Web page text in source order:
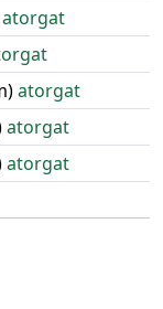
atorgat
atorgat
atorgat
atorgat